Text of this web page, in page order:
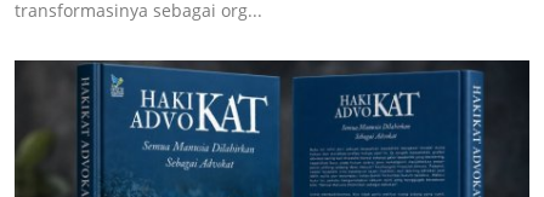
transformasinya sebagai org...